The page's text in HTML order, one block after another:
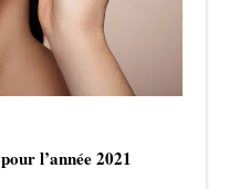
l’année 2021